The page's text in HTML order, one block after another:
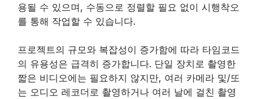
용될 수 있으며, 수동으로 정렬할 필요 없이 시행착오
를 통해 작업할 수 있습니다.
프로젝트의 규모와 복잡성이 증가함에 따라 타임코드
의 유용성은 급격히 증가합니다. 단일 장치로 촬영한
짧은 비디오에는 필요하지 않지만, 여러 카메라 및/또
는 오디오 레코더로 촬영하거나 여러 날에 걸친 촬영